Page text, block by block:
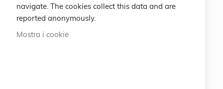
International
navigate. The cookies collect this data and are
reported anonymously.
Mostra i cookie